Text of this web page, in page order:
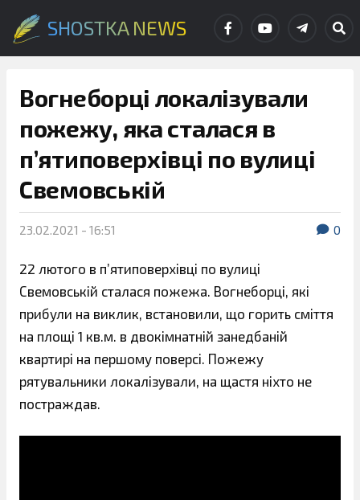
SHOSTKA NEWS
Вогнеборці локалізували
пожежу, яка сталася в
п’ятиповерхівці по вулиці
Свемовській
23.02.2021 - 16:51 0
22 лютого в п’ятиповерхівці по вулиці
Свемовській сталася пожежа. Вогнеборці, які
прибули на виклик, встановили, що горить сміття
на площі 1 кв.м. в двокімнатній занедбаній
квартирі на першому поверсі. Пожежу
рятувальники локалізували, на щастя ніхто не
постраждав.